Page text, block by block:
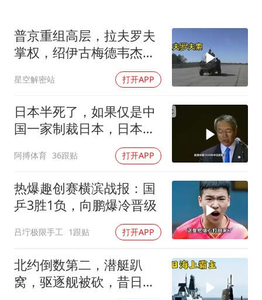
韩军前线部队连曝丑闻
云南一男子胃中取出180颗铁钉
奋力开创中国式现代化建设新局面
普京重组高层，拉夫罗夫
掌权，绍伊古梅德韦杰夫
星空解密站 打开APP
日本半死了，如果仅是中
国一家制裁日本，日本可
阿搏体育 36跟贴 打开APP
热爆趣创赛横滨战报：国
乒3胜1负，向鹏爆冷晋级
吕坾极限手工 1跟贴 打开APP
北约倒数第二，潜艇趴
窝，驱逐舰被砍，昔日的